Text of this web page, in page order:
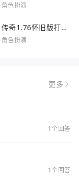
角色扮演
传奇1.76怀旧版打金
服
角色扮演
更多
1个回答
1个回答